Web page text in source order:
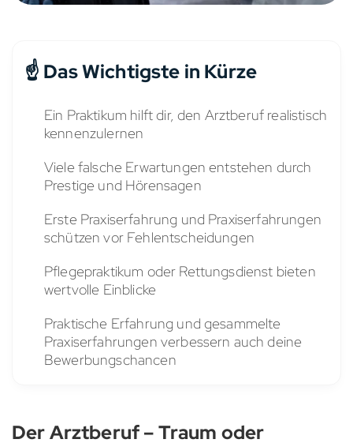
☝️ Das Wichtigste in Kürze
Ein Praktikum hilft dir, den Arztberuf realistisch
kennenzulernen
Viele falsche Erwartungen entstehen durch
Prestige und Hörensagen
Erste Praxiserfahrung und Praxiserfahrungen
schützen vor Fehlentscheidungen
Pflegepraktikum oder Rettungsdienst bieten
wertvolle Einblicke
Praktische Erfahrung und gesammelte
Praxiserfahrungen verbessern auch deine
Bewerbungschancen
Der Arztberuf – Traum oder